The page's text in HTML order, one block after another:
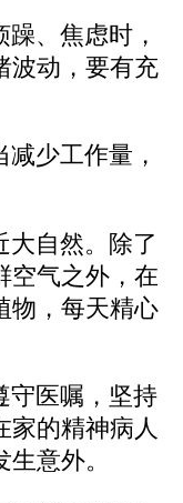
、焦虑时，
波动，要有充
少工作量，
自然。除了
空气之外，在
物，每天精心
医嘱，坚持
家的精神病人
意外。